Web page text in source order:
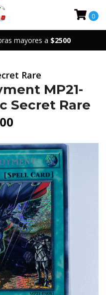
mayores a $2500
0
Rare
MP21-
Secret Rare